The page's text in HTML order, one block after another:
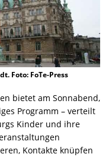
Foto: FoTe-Press
bietet am Sonnabend,
Programm – verteilt
Kinder und ihre
Kontakte knüpfen